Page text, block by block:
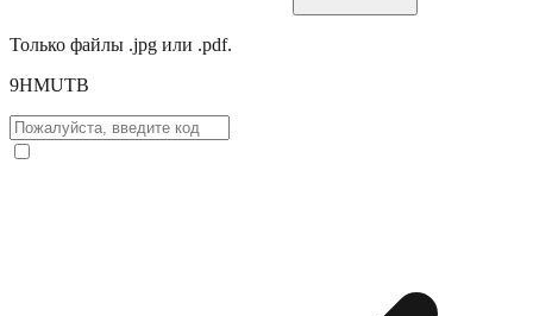
Только файлы .jpg или .pdf.
9HMUTB